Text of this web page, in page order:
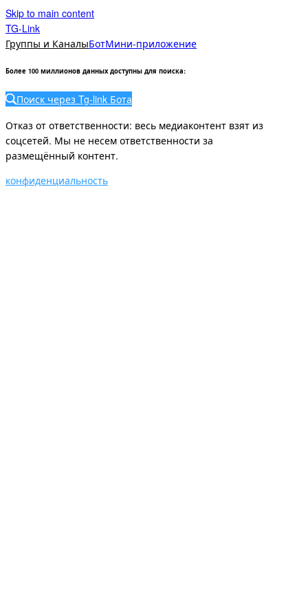
Skip to main content
TG-Link
Группы и КаналыБотМини-приложение
Более 100 миллионов данных доступны для поиска:
Поиск через Tg-link Бота
Отказ от ответственности: весь медиаконтент взят из
соцсетей. Мы не несем ответственности за
размещённый контент.
конфиденциальность